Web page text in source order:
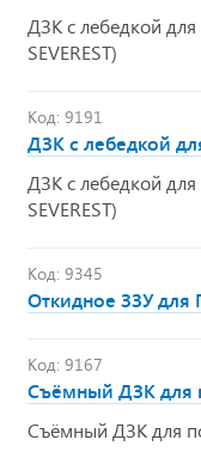
ДЗК с лебедкой
SEVEREST)
Код: 9191
ДЗК с лебедкой
ДЗК с лебедкой
SEVEREST)
Код: 9345
Откидное ЗЗУ
Код: 9167
Съёмный ДЗК для
Съёмный ДЗК для